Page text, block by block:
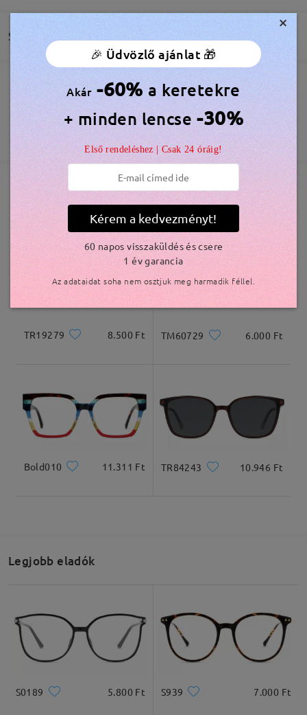
by Mey on Aug 5 , 2026
Olvassa el az összes
véleményt
Írjon egy véleményt
Szállítás
Megrendelés leadva
feldolgozási idő
5-7 munkanap részletek
Elküldve
szállítási idő
5-7 munkanap részletek
Kiszállítva
Ingyenes Karcálló Lencsebevonat Tartozék
60 Napos Visszatérítés és Csere
365 Napos Garancia
Bővebben
Hasonló keretek
TR19279 8.500 Ft TM60729 6.000 Ft
Bold010 11.311 Ft TR84243 10.946 Ft
Legjobb eladók
S0189 5.800 Ft S939 7.000 Ft
×
🎉 Üdvözlő ajánlat 🎁
Akár -60% a keretekre
+ minden lencse -30%
Első rendeléshez | Csak 24 óráig!
Kérem a kedvezményt!
60 napos visszaküldés és csere
1 év garancia
Az adataidat soha nem osztjuk meg harmadik féllel.